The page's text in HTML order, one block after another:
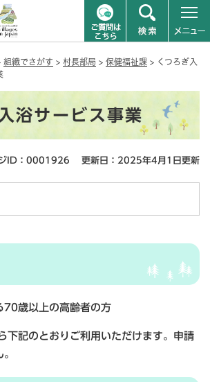
組織でさがす > 村長部局 > 保健福祉課 > くつろぎ入
浴サービス事業
ID：0001926 更新日：2025年4月1日更新
70歳以上の高齢者の方
下記のとおりご利用いただけます。申請